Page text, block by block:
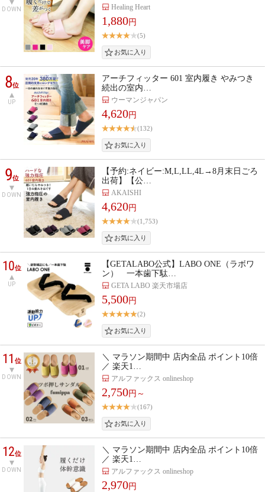
DOWN Healing Heart
1,880円
(5)
8位
UP
アーチフィッター 601 室内履き やみつき
続出の室内…
ウーマンジャパン
4,620円
(132)
9位
DOWN
【予約:ネイビー:M,L,LL,4L→8月末日ごろ
出荷】【公…
AKAISHI
4,620円
(1,753)
10位
UP
【GETALABO公式】LABO ONE（ラボワ
ン） 一本歯下駄…
GETA LABO 楽天市場店
5,500円
(2)
11位
DOWN
＼ マラソン期間中 店内全品 ポイント10倍
／ 楽天1…
アルファックス onlineshop
2,750円～
(167)
12位
DOWN
＼ マラソン期間中 店内全品 ポイント10倍
／ 楽天1…
アルファックス onlineshop
2,970円